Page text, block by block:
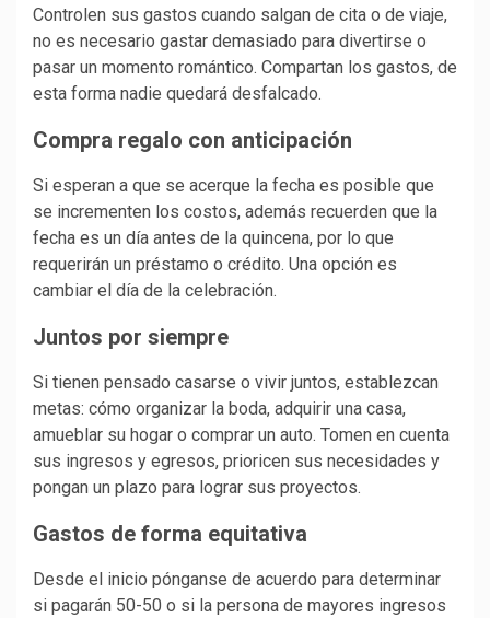
Controlen sus gastos cuando salgan de cita o de viaje,
no es necesario gastar demasiado para divertirse o
pasar un momento romántico. Compartan los gastos, de
esta forma nadie quedará desfalcado.
Compra regalo con anticipación
Si esperan a que se acerque la fecha es posible que
se incrementen los costos, además recuerden que la
fecha es un día antes de la quincena, por lo que
requerirán un préstamo o crédito. Una opción es
cambiar el día de la celebración.
Juntos por siempre
Si tienen pensado casarse o vivir juntos, establezcan
metas: cómo organizar la boda, adquirir una casa,
amueblar su hogar o comprar un auto. Tomen en cuenta
sus ingresos y egresos, prioricen sus necesidades y
pongan un plazo para lograr sus proyectos.
Gastos de forma equitativa
Desde el inicio pónganse de acuerdo para determinar
si pagarán 50-50 o si la persona de mayores ingresos